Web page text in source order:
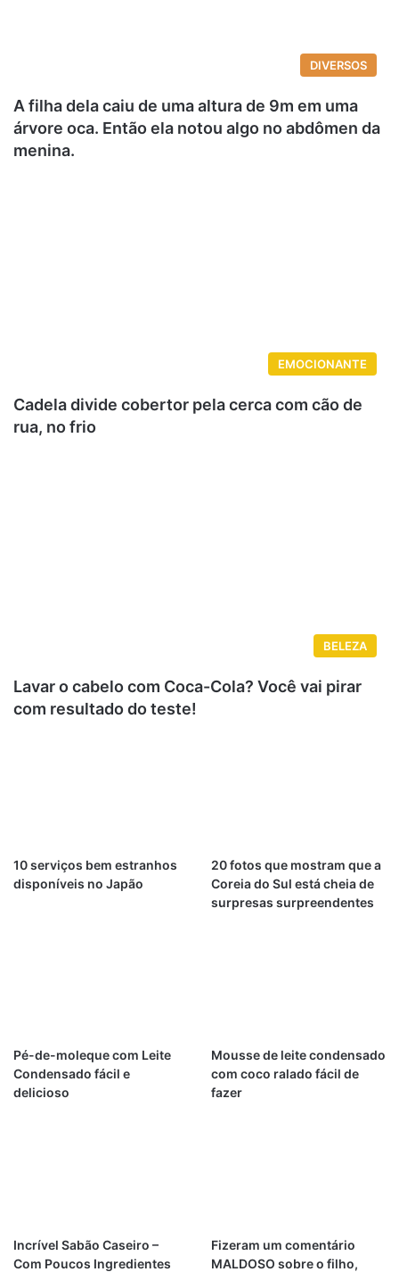
DIVERSOS
A filha dela caiu de uma altura de 9m em uma
árvore oca. Então ela notou algo no abdômen da
menina.
EMOCIONANTE
Cadela divide cobertor pela cerca com cão de
rua, no frio
BELEZA
Lavar o cabelo com Coca-Cola? Você vai pirar
com resultado do teste!
10 serviços bem estranhos
disponíveis no Japão
20 fotos que mostram que a
Coreia do Sul está cheia de
surpresas surpreendentes
Pé-de-moleque com Leite
Condensado fácil e
delicioso
Mousse de leite condensado
com coco ralado fácil de
fazer
Incrível Sabão Caseiro –
Com Poucos Ingredientes
Fizeram um comentário
MALDOSO sobre o filho,